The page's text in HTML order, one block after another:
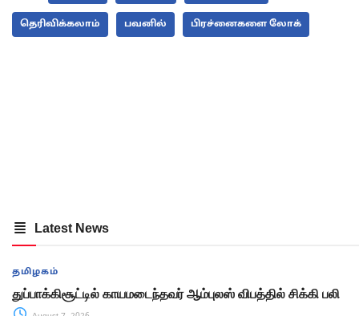
தெரிவிக்கலாம் பவனில் பிரச்னைகளை லோக்
Latest News
தமிழகம்
துப்பாக்கிசூட்டில் காயமடைந்தவர் ஆம்புலஸ் விபத்தில் சிக்கி பலி